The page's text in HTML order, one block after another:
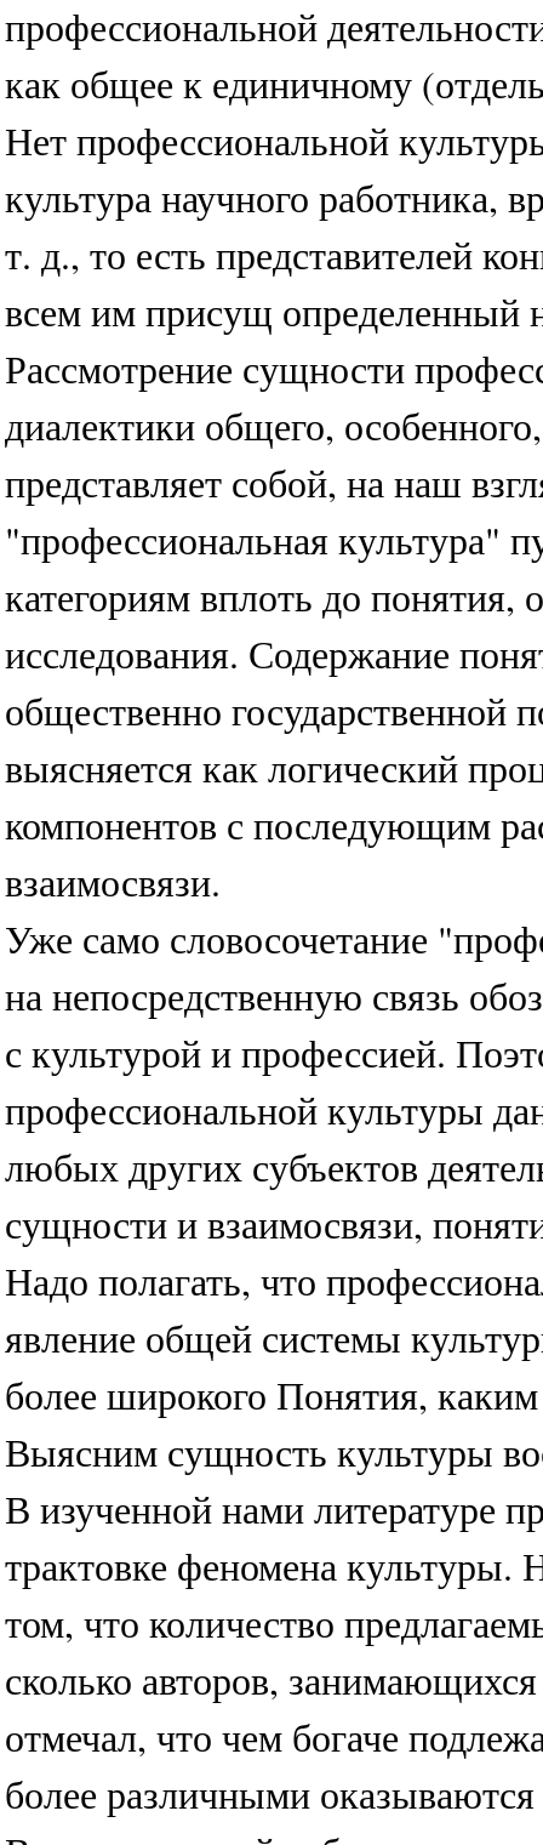
профессиональной
как общее к единичному
Нет профессиональной
культура научного работника,
т. д., то есть представителей
всем им присущ определенный
Рассмотрение сущности
диалектики общего,
представляет собой, на наш
"профессиональная культура"
категориям вплоть до
исследования. Содержание
общественно государственной
выясняется как логический
компонентов с последующим
взаимосвязи.
Уже само словосочетание
на непосредственную связь
с культурой и профессией.
профессиональной культуры
любых других субъектов
сущности и взаимосвязи,
Надо полагать, что
явление общей системы
более широкого Понятия,
Выясним сущность культуры
В изученной нами литературе
трактовке феномена культуры.
том, что количество
сколько авторов,
отмечал, что чем богаче
более различными